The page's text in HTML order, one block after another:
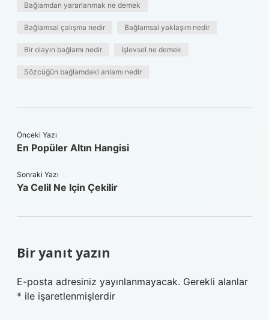
Bağlamdan yararlanmak ne demek
Bağlamsal çalışma nedir Bağlamsal yaklaşım nedir
Bir olayın bağlamı nedir İşlevsel ne demek
Sözcüğün bağlamdaki anlamı nedir
Önceki Yazı
En Popüler Altın Hangisi
Sonraki Yazı
Ya Celil Ne Için Çekilir
Bir yanıt yazın
E-posta adresiniz yayınlanmayacak. Gerekli alanlar
* ile işaretlenmişlerdir